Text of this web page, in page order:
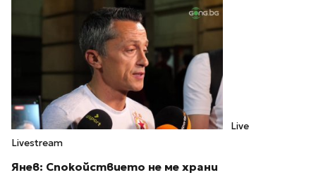
Live
Livestream
Янев: Спокойствието не ме храни